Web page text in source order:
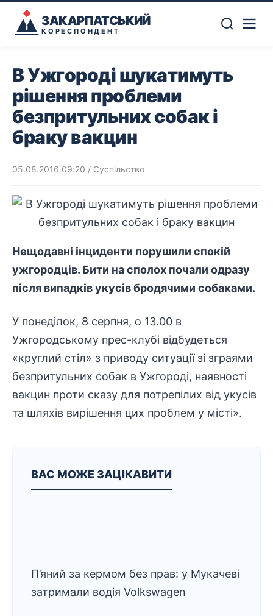
ЗАКАРПАТСЬКИЙ
КОРЕСПОНДЕНТ
В Ужгороді шукатимуть
рішення проблеми
безпритульних собак і
браку вакцин
05.08.2016 09:20 / Суспільство
Нещодавні інциденти порушили спокій
ужгородців. Бити на сполох почали одразу
після випадків укусів бродячими собаками.
У понеділок, 8 серпня, о 13.00 в
Ужгородському прес-клубі відбудеться
«круглий стіл» з приводу ситуації зі зграями
безпритульних собак в Ужгороді, наявності
вакцин проти сказу для потрепілих від укусів
та шляхів вирішення цих проблем у місті».
ВАС МОЖЕ ЗАЦІКАВИТИ
П’яний за кермом без прав: у Мукачеві
затримали водія Volkswagen